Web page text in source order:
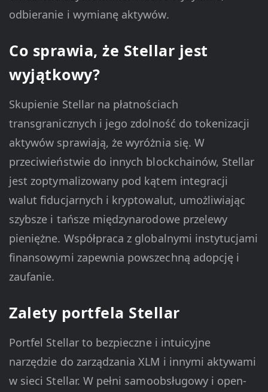
odbieranie i wymianę aktywów.
Co sprawia, że Stellar jest
wyjątkowy?
Skupienie Stellar na płatnościach
transgranicznych i jego zdolność do tokenizacji
aktywów sprawiają, że wyróżnia się. W
przeciwieństwie do innych blockchainów, Stellar
jest zoptymalizowany pod kątem integracji
walut fiducjarnych i kryptowalut, umożliwiając
szybsze i tańsze międzynarodowe przelewy
pieniężne. Współpraca z globalnymi instytucjami
finansowymi zapewnia powszechną adopcję i
zaufanie.
Zalety portfela Stellar
Portfel Stellar to bezpieczne i intuicyjne
narzędzie do zarządzania XLM i innymi aktywami
w sieci Stellar. W pełni samoobsługowy i open-